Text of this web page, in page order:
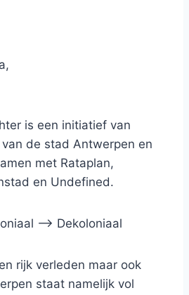
is een initiatief van
de stad Antwerpen en
met Rataplan,
en Undefined.
–> Dekoloniaal
rijk verleden maar ook
staat namelijk vol